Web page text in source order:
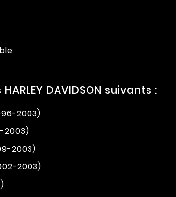
DAVIDSON suivants :
2003)
2003)
2003)
2003)